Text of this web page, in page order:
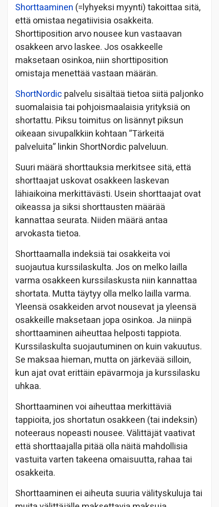
Shorttaaminen (=lyhyeksi myynti) takoittaa sitä,
että omistaa negatiivisia osakkeita.
Shorttiposition arvo nousee kun vastaavan
osakkeen arvo laskee. Jos osakkeelle
maksetaan osinkoa, niin shorttiposition
omistaja menettää vastaan määrän.
ShortNordic palvelu sisältää tietoa siitä paljonko
suomalaisia tai pohjoismaalaisia yrityksiä on
shortattu. Piksu toimitus on lisännyt piksun
oikeaan sivupalkkiin kohtaan ”Tärkeitä
palveluita” linkin ShortNordic palveluun.
Suuri määrä shorttauksia merkitsee sitä, että
shorttaajat uskovat osakkeen laskevan
lähiaikoina merkittävästi. Usein shorttaajat ovat
oikeassa ja siksi shorttausten määrää
kannattaa seurata. Niiden määrä antaa
arvokasta tietoa.
Shorttaamalla indeksiä tai osakkeita voi
suojautua kurssilaskulta. Jos on melko lailla
varma osakkeen kurssilaskusta niin kannattaa
shortata. Mutta täytyy olla melko lailla varma.
Yleensä osakkeiden arvot nousevat ja yleensä
osakkeille maksetaan jopa osinkoa. Ja niinpä
shorttaaminen aiheuttaa helposti tappiota.
Kurssilaskulta suojautuminen on kuin vakuutus.
Se maksaa hieman, mutta on järkevää silloin,
kun ajat ovat erittäin epävarmoja ja kurssilasku
uhkaa.
Shorttaaminen voi aiheuttaa merkittäviä
tappioita, jos shortatun osakkeen (tai indeksin)
noteeraus nopeasti nousee. Välittäjät vaativat
että shorttaajalla pitää olla näitä mahdollisia
vastuita varten takeena omaisuutta, rahaa tai
osakkeita.
Shorttaaminen ei aiheuta suuria välityskuluja tai